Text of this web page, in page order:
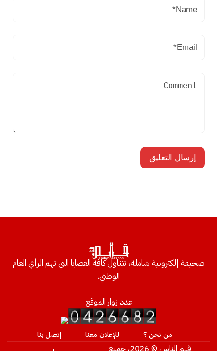
صحيفة إلكترونية شاملة، تتناول كافة القضايا التي تهم الرأي العام
الوطني.
عدد زوار الموقع
من نحن ؟ للإعلان معنا إتصل بنا
قلم الناس © 2026، جميع